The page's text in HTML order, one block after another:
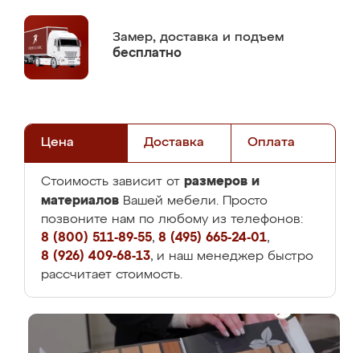
Замер, доставка и подъем
бесплатно
Цена Доставка Оплата
Стоимость зависит от размеров и
материалов Вашей мебели. Просто
позвоните нам по любому из телефонов:
8 (800) 511-89-55, 8 (495) 665-24-01,
8 (926) 409-68-13, и наш менеджер быстро
рассчитает стоимость.